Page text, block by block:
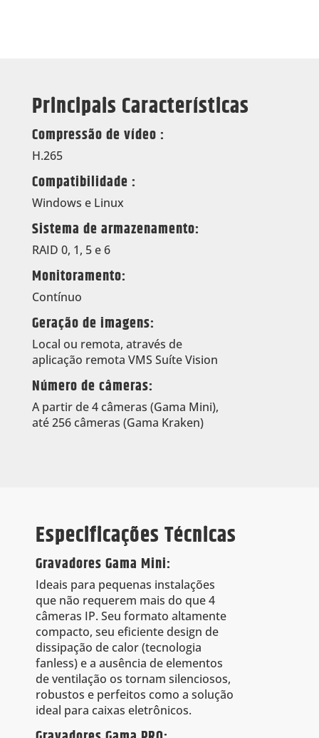
Principais Características
Compressão de vídeo :
H.265
Compatibilidade :
Windows e Linux
Sistema de armazenamento:
RAID 0, 1, 5 e 6
Monitoramento:
Contínuo
Geração de imagens:
Local ou remota, através de
aplicação remota VMS Suíte Vision
Número de câmeras:
A partir de 4 câmeras (Gama Mini),
até 256 câmeras (Gama Kraken)
Especificações Técnicas
Gravadores Gama Mini:
Ideais para pequenas instalações
que não requerem mais do que 4
câmeras IP. Seu formato altamente
compacto, seu eficiente design de
dissipação de calor (tecnologia
fanless) e a ausência de elementos
de ventilação os tornam silenciosos,
robustos e perfeitos como a solução
ideal para caixas eletrônicos.